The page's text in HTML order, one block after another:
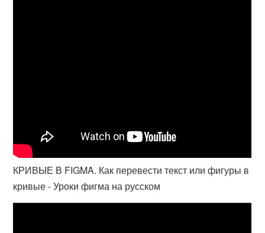
КРИВЫЕ В FIGMA. Как перевести текст или фигуры в
кривые - Уроки фигма на русском